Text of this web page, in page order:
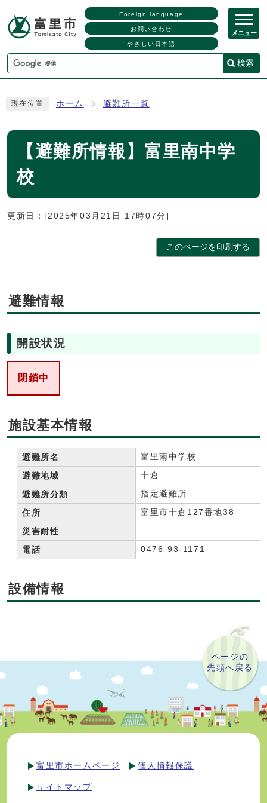
Foreign language
お問い合わせ
やさしい日本語
検索
メニュー
現在位置 ホーム 避難所一覧
【避難所情報】富里南中学
校
更新日：[2025年03月21日 17時07分]
避難情報
開設状況
閉鎖中
施設基本情報
避難所名 富里南中学校
避難地域 十倉
避難所分類 指定避難所
住所 富里市十倉127番地38
災害耐性
電話 0476-93-1171
設備情報
ページの
先頭へ戻る
富里市ホームページ 個人情報保護
サイトマップ